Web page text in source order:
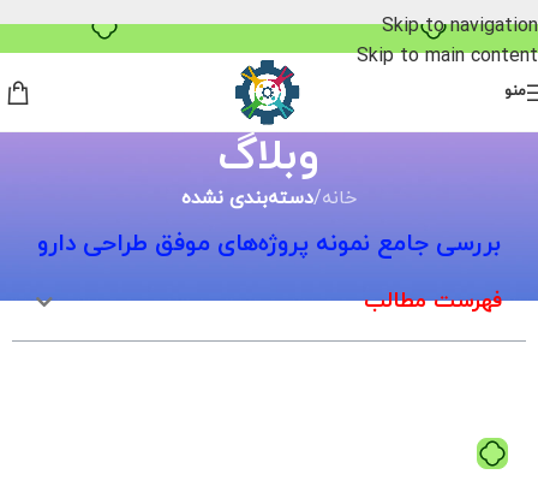
Skip to navigation
Skip to main content
منو
وبلاگ
خانه/دسته‌بندی نشده
بررسی جامع نمونه پروژه‌های موفق طراحی دارو
فهرست مطالب